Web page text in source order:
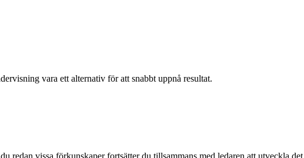
vara ett alternativ för att snabbt uppnå resultat.
redan vissa förkunskaper fortsätter du tillsammans med ledaren att utveckla